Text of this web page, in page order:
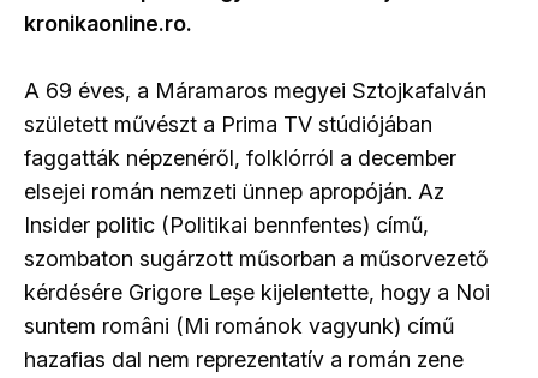
kronikaonline.ro.
A 69 éves, a Máramaros megyei Sztojkafalván
született művészt a Prima TV stúdiójában
faggatták népzenéről, folklórról a december
elsejei román nemzeti ünnep apropóján. Az
Insider politic (Politikai bennfentes) című,
szombaton sugárzott műsorban a műsorvezető
kérdésére Grigore Leșe kijelentette, hogy a Noi
suntem români (Mi románok vagyunk) című
hazafias dal nem reprezentatív a román zene